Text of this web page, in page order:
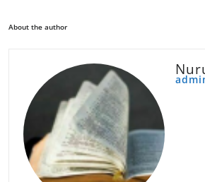
About the author